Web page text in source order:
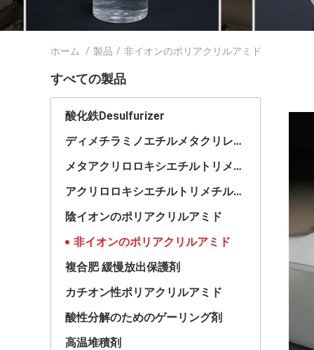
ホーム / 製品 / 非イオンのポリアクリルアミド
すべての製品
酸化鉄Desulfurizer
ディメチラミノエチルメタクリレート
メタアクリロロキシエチルトリメチルアモニウム塩化物
アクリロロキシエチルトリメチルアモニウムクロリド
陰イオンのポリアクリルアミド
非イオンのポリアクリルアミド
複合肥 緩慢放出保護剤
カチオン性ポリアクリルアミド
酸性分解のためのゲーリング剤
高温堆積剤